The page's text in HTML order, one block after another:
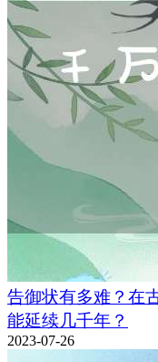
告御状有多难？在
能延续几千年？
2023-07-26